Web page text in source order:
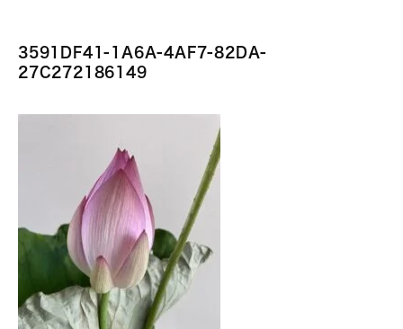
3591DF41-1A6A-4AF7-82DA-
27C272186149